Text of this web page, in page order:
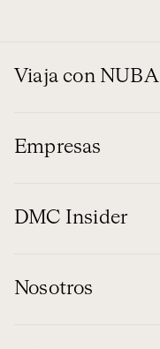
Viaja con NUBA
Empresas
DMC Insider
Nosotros